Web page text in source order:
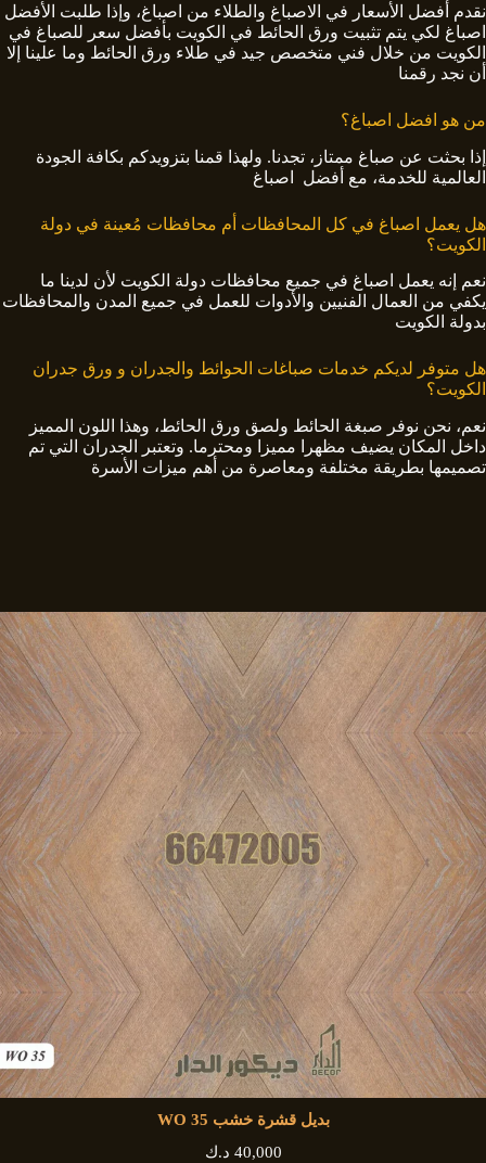
نقدم أفضل الأسعار في الاصباغ والطلاء من اصباغ، وإذا طلبت الأفضل
اصباغ لكي يتم تثبيت ورق الحائط في الكويت بأفضل سعر للصباغ في
الكويت من خلال فني متخصص جيد في طلاء ورق الحائط وما علينا إلا
أن نجد رقمنا
من هو افضل اصباغ؟
إذا بحثت عن صباغ ممتاز، تجدنا. ولهذا قمنا بتزويدكم بكافة الجودة
العالمية للخدمة، مع أفضل اصباغ
هل يعمل اصباغ في كل المحافظات أم محافظات مُعينة في دولة
الكويت؟
نعم إنه يعمل اصباغ في جميع محافظات دولة الكويت لأن لدينا ما
يكفي من العمال الفنيين والأدوات للعمل في جميع المدن والمحافظات
بدولة الكويت
هل متوفر لديكم خدمات صباغات الحوائط والجدران و ورق جدران
الكويت؟
نعم، نحن نوفر صبغة الحائط ولصق ورق الحائط، وهذا اللون المميز
داخل المكان يضيف مظهرا مميزا ومحترما. وتعتبر الجدران التي تم
تصميمها بطريقة مختلفة ومعاصرة من أهم ميزات الأسرة
بديل قشرة خشب WO 35
40,000 د.ك